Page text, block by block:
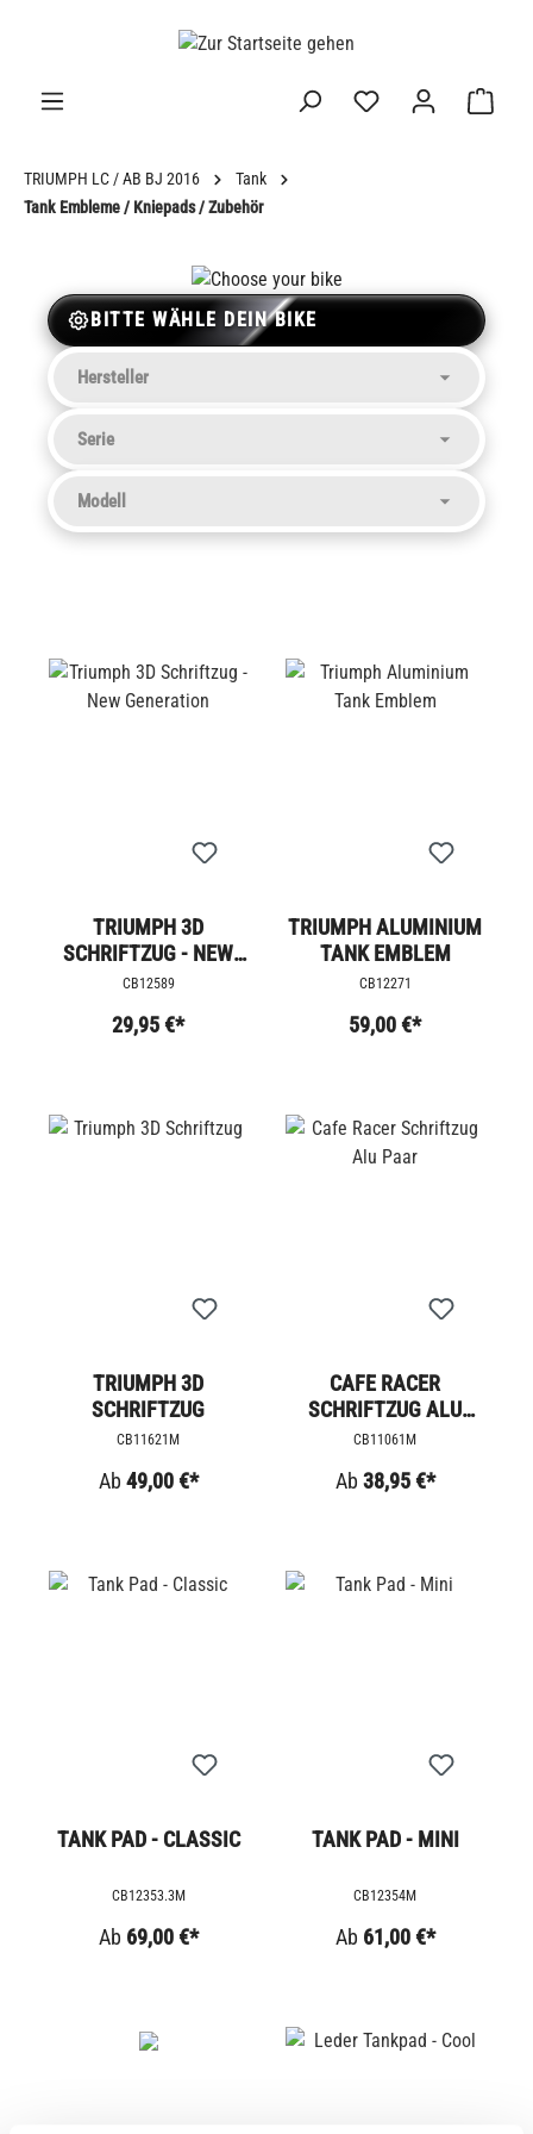
TRIUMPH LC / AB BJ 2016
Tank
Tank Embleme / Kniepads / Zubehör
BITTE WÄHLE DEIN BIKE
TRIUMPH 3D
SCHRIFTZUG - NEW
GENERATION
CB12589
29,95 €*
TRIUMPH ALUMINIUM
TANK EMBLEM
CB12271
59,00 €*
TRIUMPH 3D
SCHRIFTZUG
CB11621M
Ab 49,00 €*
CAFE RACER
SCHRIFTZUG ALU
PAAR
CB11061M
Ab 38,95 €*
TANK PAD - CLASSIC
CB12353.3M
Ab 69,00 €*
TANK PAD - MINI
CB12354M
Ab 61,00 €*